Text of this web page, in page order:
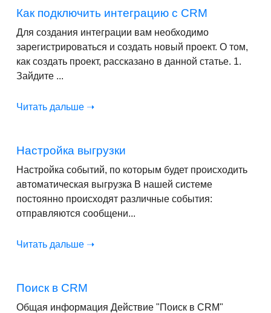
Как подключить интеграцию с CRM
Для создания интеграции вам необходимо
зарегистрироваться и создать новый проект. О том,
как создать проект, рассказано в данной статье. 1.
Зайдите ...
Читать дальше ➝
Настройка выгрузки
Настройка событий, по которым будет происходить
автоматическая выгрузка В нашей системе
постоянно происходят различные события:
отправляются сообщени...
Читать дальше ➝
Поиск в CRM
Общая информация Действие "Поиск в CRM"